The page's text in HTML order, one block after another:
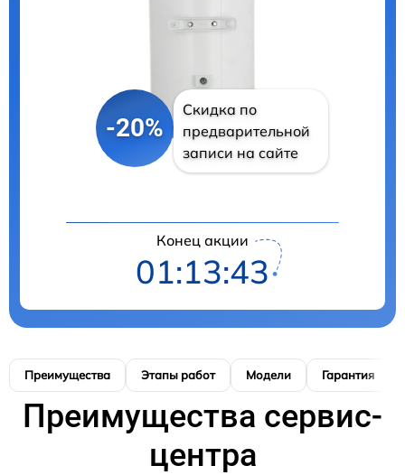
-20%
Скидка по
предварительной
записи на сайте
Конец акции
01:13:42
Преимущества Этапы работ Модели Гарантия
Преимущества сервис-
центра